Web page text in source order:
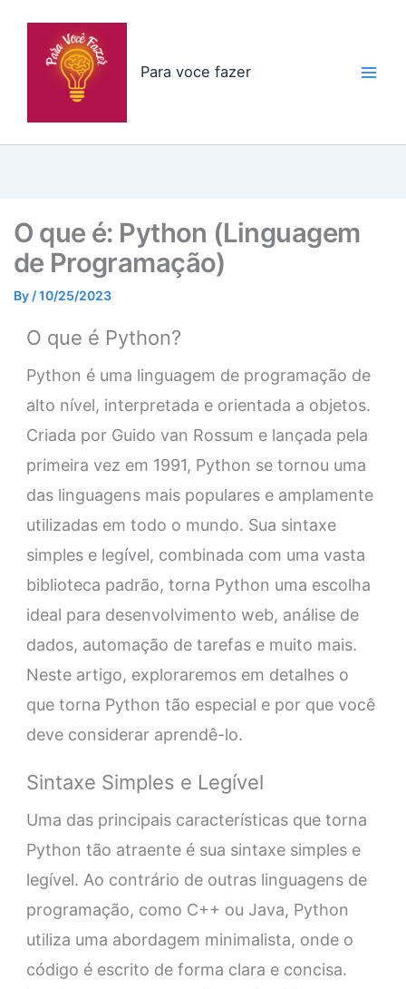
Para voce fazer
O que é: Python (Linguagem
de Programação)
By /10/25/2023
O que é Python?
Python é uma linguagem de programação de
alto nível, interpretada e orientada a objetos.
Criada por Guido van Rossum e lançada pela
primeira vez em 1991, Python se tornou uma
das linguagens mais populares e amplamente
utilizadas em todo o mundo. Sua sintaxe
simples e legível, combinada com uma vasta
biblioteca padrão, torna Python uma escolha
ideal para desenvolvimento web, análise de
dados, automação de tarefas e muito mais.
Neste artigo, exploraremos em detalhes o
que torna Python tão especial e por que você
deve considerar aprendê-lo.
Sintaxe Simples e Legível
Uma das principais características que torna
Python tão atraente é sua sintaxe simples e
legível. Ao contrário de outras linguagens de
programação, como C++ ou Java, Python
utiliza uma abordagem minimalista, onde o
código é escrito de forma clara e concisa.